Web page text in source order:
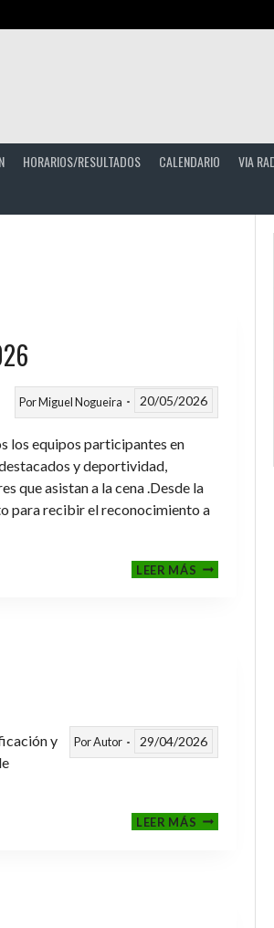
HORARIOS/RESULTADOS CALENDARIO VIA
PorMiguel Nogueira 20/05/2026
los equipos participantes en
y deportividad,
que asistan a la cena .Desde la
para recibir el reconocimiento a
LEER MÁSCENA-
ENTREGA
PorAutor 29/04/2026
y
LEER MÁSFASE